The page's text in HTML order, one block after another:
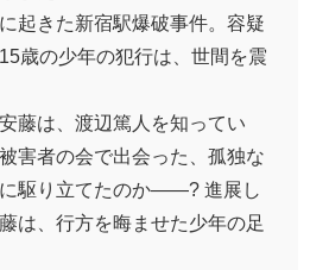
起きた新宿駅爆破事件。容疑
歳の少年の犯行は、世間を震
藤は、渡辺篤人を知ってい
害者の会で出会った、孤独な
駆り立てたのか――? 進展し
は、行方を晦ませた少年の足